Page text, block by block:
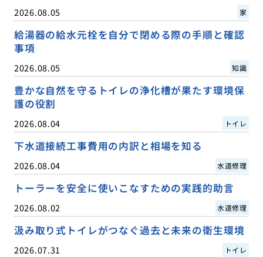
2026.08.05 家
給湯器の給水元栓を自分で閉める際の手順と確認
事項
2026.08.05 知識
豊かな自然を守るトイレの浄化槽が果たす環境保
護の役割
2026.08.04 トイレ
下水道接続工事費用の内訳と相場を知る
2026.08.04 水道修理
トーラーを安全に使いこなすための実践的助言
2026.08.02 水道修理
汲み取り式トイレがつなぐ過去と未来の衛生環境
2026.07.31 トイレ